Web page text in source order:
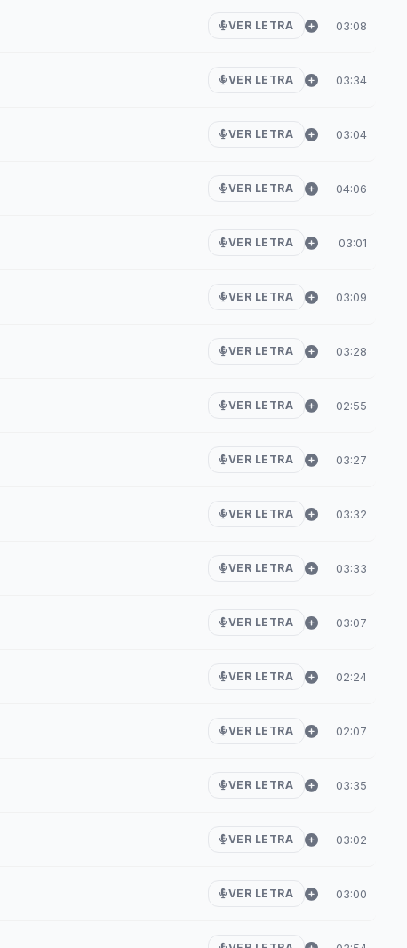
VER LETRA 03:08
VER LETRA 03:34
VER LETRA 03:04
VER LETRA 04:06
VER LETRA 03:01
VER LETRA 03:09
VER LETRA 03:28
VER LETRA 02:55
VER LETRA 03:27
VER LETRA 03:32
VER LETRA 03:33
VER LETRA 03:07
VER LETRA 02:24
VER LETRA 02:07
VER LETRA 03:35
VER LETRA 03:02
VER LETRA 03:00